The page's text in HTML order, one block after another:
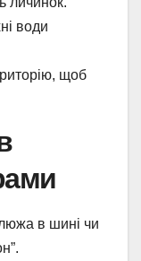
води
щоб
в шині чи